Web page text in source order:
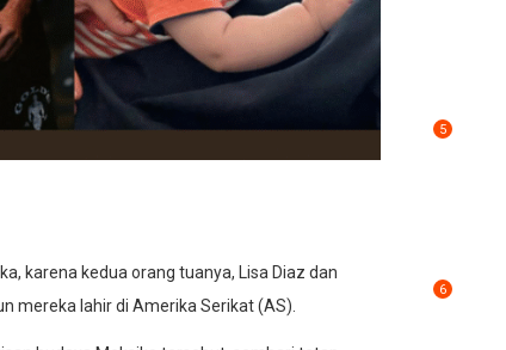
karena kedua orang tuanya, Lisa Diaz dan
mereka lahir di Amerika Serikat (AS).
5
6